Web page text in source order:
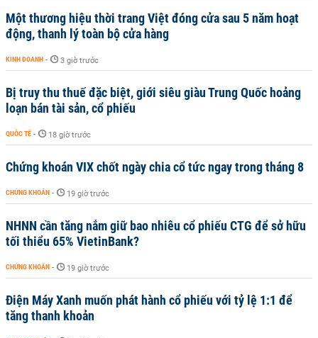
Một thương hiệu thời trang Việt đóng cửa sau 5 năm hoạt
động, thanh lý toàn bộ cửa hàng
KINH DOANH - 3 giờ trước
Bị truy thu thuế đặc biệt, giới siêu giàu Trung Quốc hoảng
loạn bán tài sản, cổ phiếu
QUỐC TẾ - 18 giờ trước
Chứng khoán VIX chốt ngày chia cổ tức ngay trong tháng 8
CHỨNG KHOÁN - 19 giờ trước
NHNN cần tăng nắm giữ bao nhiêu cổ phiếu CTG để sở hữu
tối thiểu 65% VietinBank?
CHỨNG KHOÁN - 19 giờ trước
Điện Máy Xanh muốn phát hành cổ phiếu với tỷ lệ 1:1 để
tăng thanh khoản